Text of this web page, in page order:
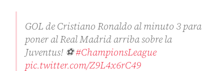
GOL de Cristiano Ronaldo al minuto 3 para
poner al Real Madrid arriba sobre la
Juventus! ⚽️#ChampionsLeague
pic.twitter.com/Z9L4x6rC49